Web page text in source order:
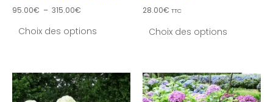
95.00€ – 315.00€
Choix des options
28.00€ TTC
Choix des options